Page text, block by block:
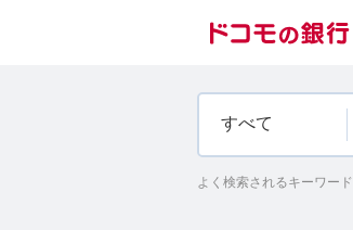
すべて
よく検索されるキーワード